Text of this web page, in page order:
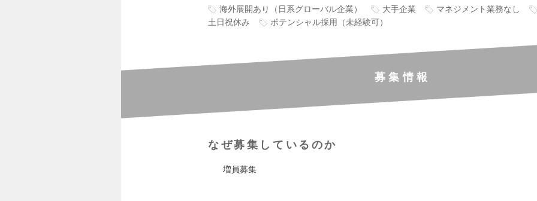
海外展開あり（日系グローバル企業） 大手企業
マネジメント業務なし
土日祝休み
ポテンシャル採用（未経験可）
募集情報
なぜ募集しているのか
増員募集